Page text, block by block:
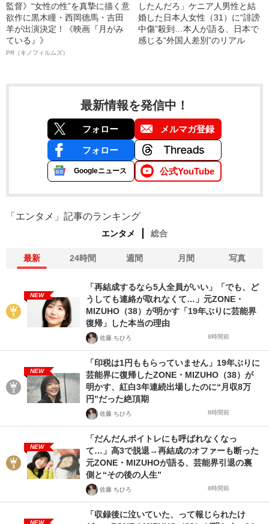
監督》“女性の性”を真摯に描く意
欲作に黒木瞳・西岡德馬・吉田
羊が出演決定！《映画『月がみ
ている』》
PR（キノフィルムズ）
したんだろ」ケニア人男性と結
婚した日本人女性（31）に“誹謗
中傷”殺到…本人が語る、日本で
感じる“外国人差別”のリアル
最新情報を発信中！
フォロー メルマガ登録
フォロー
Googleニュース 公式YouTube
「エンタメ」記事のランキング
エンタメ 総合
最新 24時間 週間 月間 写真
NEW
「再結成するなら5人全員がいい」「でも、ど
うしても連絡が取れなくて…」元ZONE・
MIZUHO（38）が明かす「19年ぶりに芸能界
復帰」した本当の理由
佐藤 ちひろ 8時間前
NEW
「印税は1円ももらっていません」19年ぶりに
芸能界に復帰したZONE・MIZUHO（38）が
明かす、紅白3年連続出場したのに“月収8万
円”だった絶頂期
佐藤 ちひろ 8時間前
NEW
「だんだんボイトレにも呼ばれなくなっ
て…」高3で脱退→再結成のオファーも断った
元ZONE・MIZUHOが語る、芸能界引退の裏
側と“その後の人生”
佐藤 ちひろ 8時間前
NEW
「収録後に泣いていた、って報じられたけ